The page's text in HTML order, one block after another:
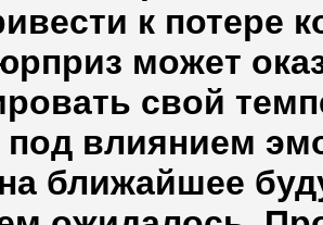
к потере
может
свой
под влиянием
ближайшее